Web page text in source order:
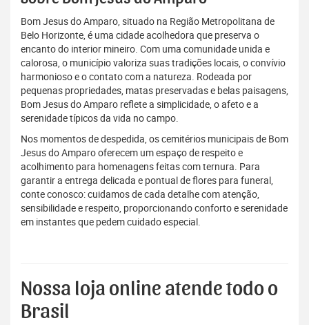
Bom Jesus do Amparo, situado na Região Metropolitana de
Belo Horizonte, é uma cidade acolhedora que preserva o
encanto do interior mineiro. Com uma comunidade unida e
calorosa, o município valoriza suas tradições locais, o convívio
harmonioso e o contato com a natureza. Rodeada por
pequenas propriedades, matas preservadas e belas paisagens,
Bom Jesus do Amparo reflete a simplicidade, o afeto e a
serenidade típicos da vida no campo.
Nos momentos de despedida, os cemitérios municipais de Bom
Jesus do Amparo oferecem um espaço de respeito e
acolhimento para homenagens feitas com ternura. Para
garantir a entrega delicada e pontual de flores para funeral,
conte conosco: cuidamos de cada detalhe com atenção,
sensibilidade e respeito, proporcionando conforto e serenidade
em instantes que pedem cuidado especial.
Nossa loja online atende todo o
Brasil